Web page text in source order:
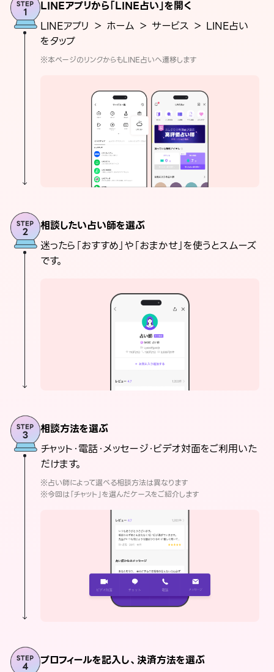
LINEアプリから「LINE占い」を開く
LINEアプリ ＞ ホーム ＞ サービス ＞ LINE占い
をタップ
※本ページのリンクからもLINE占いへ遷移します
相談したい占い師を選ぶ
迷ったら「おすすめ」や「おまかせ」を使うとスムーズ
です。
相談方法を選ぶ
チャット・電話・メッセージ・ビデオ対面をご利用いた
だけます。
※占い師によって選べる相談方法は異なります
※今回は「チャット」を選んだケースをご紹介します
プロフィールを記入し、決済方法を選ぶ